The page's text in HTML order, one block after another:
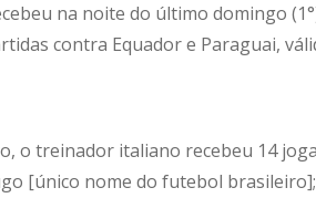
na noite do último domingo
contra Equador e Paraguai,
o treinador italiano recebeu 14
[único nome do futebol